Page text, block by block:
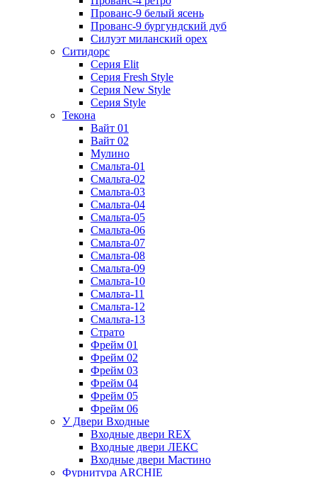
Прованс-9 белый ясень
Прованс-9 бургундский дуб
Силуэт миланский орех
Ситидорс
Серия Elit
Серия Fresh Style
Серия New Style
Серия Style
Текона
Вайт 01
Вайт 02
Мулино
Смальта-01
Смальта-02
Смальта-03
Смальта-04
Смальта-05
Смальта-06
Смальта-07
Смальта-08
Смальта-09
Смальта-10
Смальта-11
Смальта-12
Смальта-13
Страто
Фрейм 01
Фрейм 02
Фрейм 03
Фрейм 04
Фрейм 05
Фрейм 06
У Двери Входные
Входные двери REX
Входные двери ЛЕКС
Входные двери Мастино
Фурнитура ARCHIE